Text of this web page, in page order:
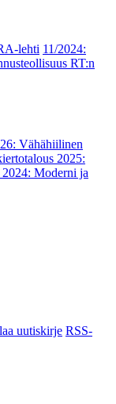
lehti 11/2024:
RT:n
Vähähiilinen
2025:
Moderni ja
uutiskirje RSS-